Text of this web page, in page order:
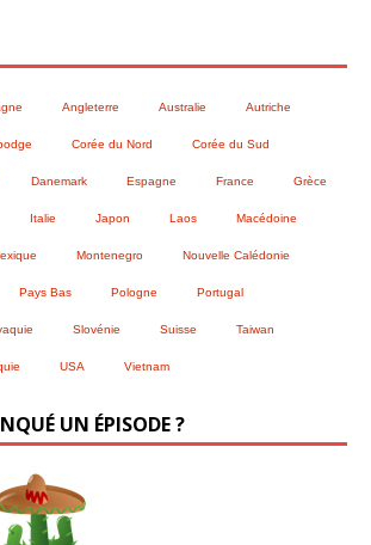
Angleterre Australie Autriche
Corée du Nord Corée du Sud
Danemark Espagne France Grèce
Italie Japon Laos Macédoine
Montenegro Nouvelle Calédonie
Pays Bas Pologne Portugal
Slovénie Suisse Taiwan
USA Vietnam
UN ÉPISODE ?